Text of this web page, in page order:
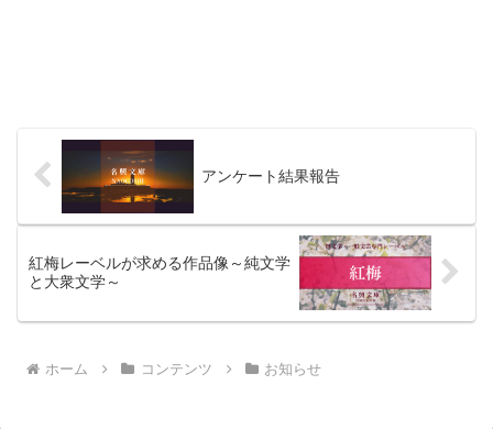
アンケート結果報告
紅梅レーベルが求める作品像～純文学
と大衆文学～
ホーム コンテンツ お知らせ